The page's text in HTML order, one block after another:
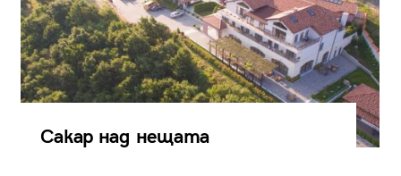
Сакар над нещата